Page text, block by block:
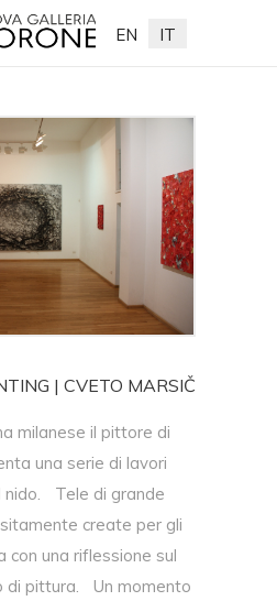
EN IT
| CVETO MARSIČ
milanese il pittore di
una serie di lavori
nido. Tele di grande
create per gli
con una riflessione sul
di pittura. Un momento